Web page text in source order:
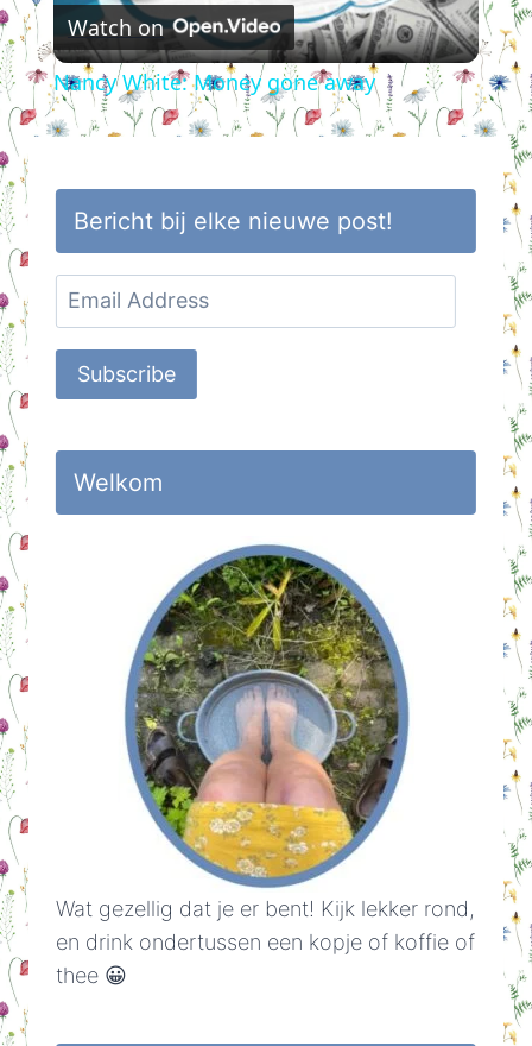
Video
Watch on
Nancy White: Money gone away
Bericht bij elke nieuwe post!
Email
Address
Subscribe
Welkom
Wat gezellig dat je er bent! Kijk lekker rond,
en drink ondertussen een kopje of koffie of
thee 😀